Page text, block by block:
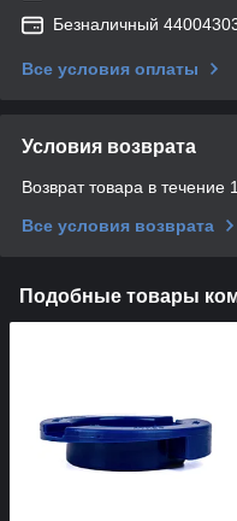
Безналичный
Все условия оплаты
Условия возврата
Возврат товара в течение
Все условия возврата
Подобные товары